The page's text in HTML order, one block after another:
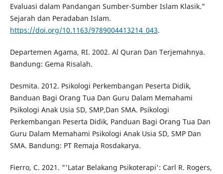
Evaluasi dalam Pandangan Sumber-Sumber Islam Klasik."
Sejarah dan Peradaban Islam.
https://doi.org/10.1163/9789004413214_043.
Departemen Agama, RI. 2002. Al Quran Dan Terjemahnya.
Bandung: Gema Risalah.
Desmita. 2012. Psikologi Perkembangan Peserta Didik,
Banduan Bagi Orang Tua Dan Guru Dalam Memahami
Psikologi Anak Usia SD, SMP,Dan SMA. Psikologi
Perkembangan Peserta Didik, Panduan Bagi Orang Tua Dan
Guru Dalam Memahami Psikologi Anak Usia SD, SMP Dan
SMA. Bandung: PT Remaja Rosdakarya.
Fierro, C. 2021. "'Latar Belakang Psikoterapi': Carl R. Rogers,